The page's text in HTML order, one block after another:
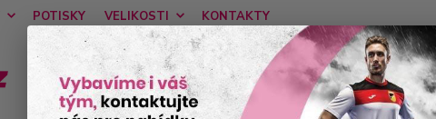
POTISKY VELIKOSTI KONTAKTY
Hledat